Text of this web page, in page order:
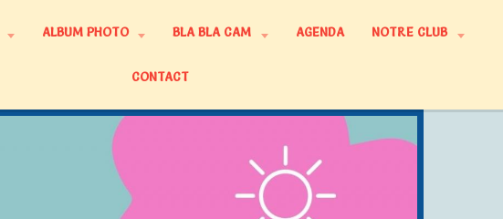
ALBUM PHOTO BLA BLA CAM AGENDA NOTRE CLUB
CONTACT